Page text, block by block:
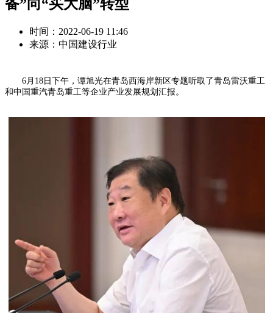
备”向“买大脑”转型
时间：2022-06-19 11:46
来源：中国建设行业
6月18日下午，谭旭光在青岛西海岸新区专题听取了青岛雷沃重工
和中国重汽青岛重工等企业产业发展规划汇报。